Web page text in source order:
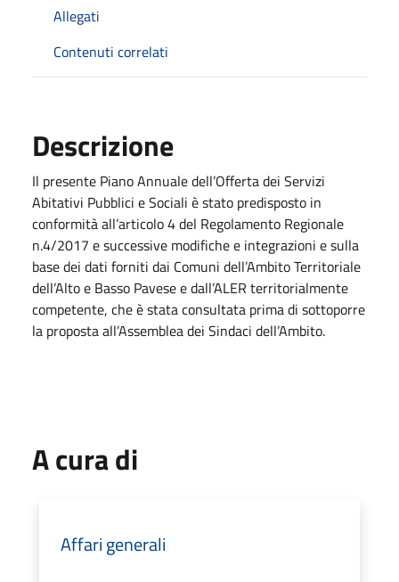
Allegati
Contenuti correlati
Descrizione
Il presente Piano Annuale dell’Offerta dei Servizi
Abitativi Pubblici e Sociali è stato predisposto in
conformità all’articolo 4 del Regolamento Regionale
n.4/2017 e successive modifiche e integrazioni e sulla
base dei dati forniti dai Comuni dell’Ambito Territoriale
dell’Alto e Basso Pavese e dall’ALER territorialmente
competente, che è stata consultata prima di sottoporre
la proposta all’Assemblea dei Sindaci dell’Ambito.
A cura di
Affari generali